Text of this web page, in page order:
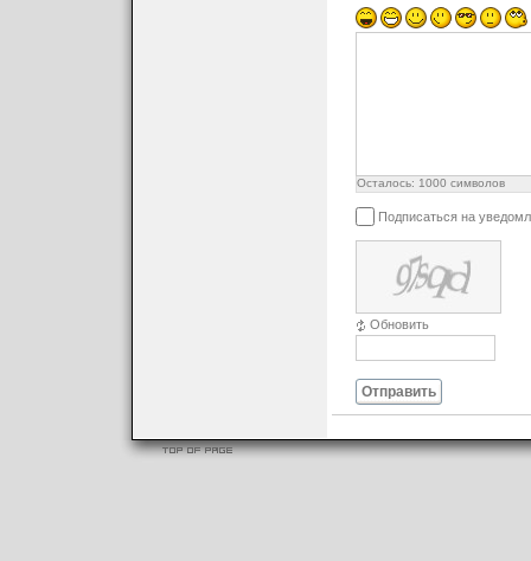
Осталось: 1000 символов
Подписаться на
Обновить
Отправить